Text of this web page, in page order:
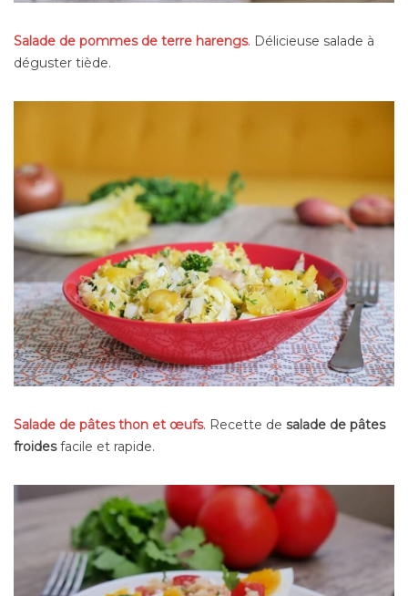
Salade de pommes de terre harengs. Délicieuse salade à
déguster tiède.
Salade de pâtes thon et œufs. Recette de salade de pâtes
froidesfacile et rapide.